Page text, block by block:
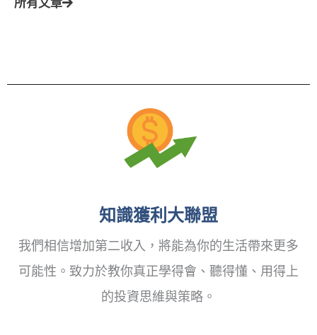
知識獲利大聯盟
我們相信增加第二收入，將能為你的生活帶來更多
可能性。致力於教你真正學得會、聽得懂、用得上
的投資思維與策略。